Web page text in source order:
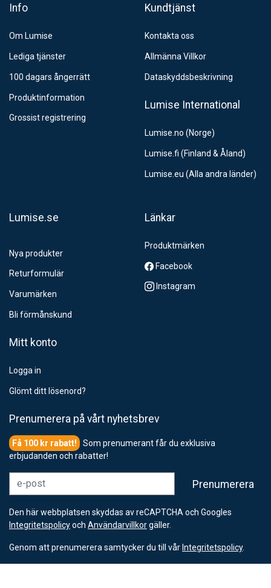
Info
Om Lumise
Lediga tjänster
100 dagars ångerrätt
Produktinformation
Grossist registrering
Kundtjänst
Kontakta oss
Allmänna Villkor
Dataskyddsbeskrivning
Lumise International
Lumise.no (Norge)
Lumise.fi (Finland & Åland)
Lumise.eu (Alla andra länder)
Lumise.se
Nya produkter
Returformulär
Varumärken
Bli förmånskund
Länkar
Produktmärken
Facebook
Instagram
Mitt konto
Logga in
Glömt ditt lösenord?
Prenumerera på vårt nyhetsbrev
Som prenumerant får du exklusiva
erbjudanden och rabatter!
Prenumerera
Den här webbplatsen skyddas av reCAPTCHA och Googles
Integritetspolicyoch Användarvillkorgäller.
Genom att prenumerera samtycker du till vår Integritetspolicy.